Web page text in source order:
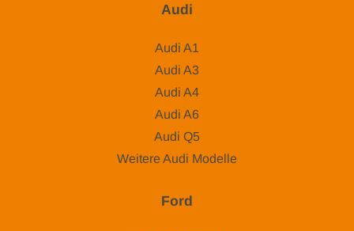
Audi
Audi A1
Audi A3
Audi A4
Audi A6
Audi Q5
Weitere Audi Modelle
Ford